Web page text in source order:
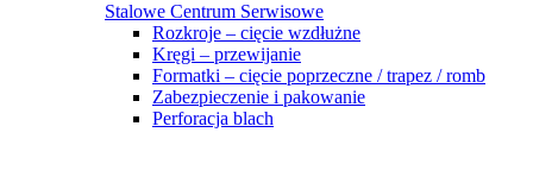
Stalowe Centrum Serwisowe
Rozkroje – cięcie wzdłużne
Kręgi – przewijanie
Formatki – cięcie poprzeczne / trapez / romb
Zabezpieczenie i pakowanie
Perforacja blach